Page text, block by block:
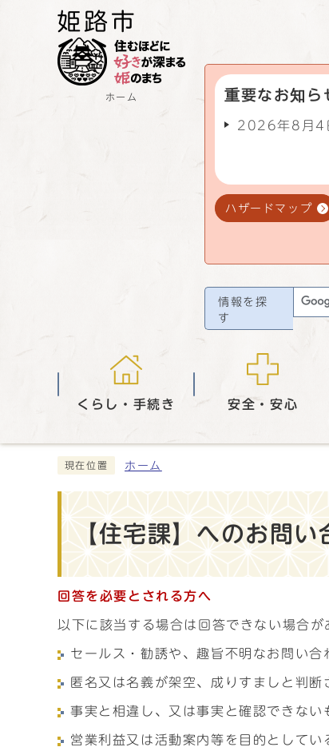
ホーム 重要なお知ら
2026年8月4
ハザードマップ
情報を探
す
くらし・手続き 安全・安心
現在位置 ホーム
【住宅課】へのお問
回答を必要とされる方へ
以下に該当する場合は回答できない場合が
セールス・勧誘や、趣旨不明なお問い合
匿名又は名義が架空、成りすましと判断
事実と相違し、又は事実と確認できない
営業利益又は活動案内等を目的としてい